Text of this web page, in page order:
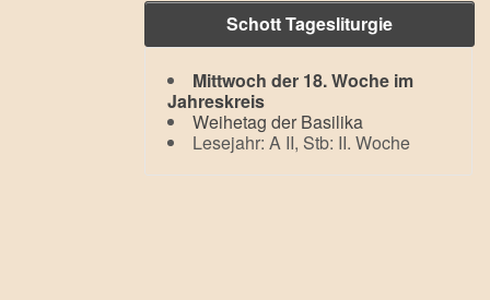
Schott Tagesliturgie
Mittwoch der 18. Woche im
Jahreskreis
Weihetag der Basilika
Lesejahr: A II, Stb: II. Woche